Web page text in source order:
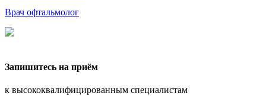
Врач офтальмолог
Запишитесь на приём
к высококвалифицированным специалистам